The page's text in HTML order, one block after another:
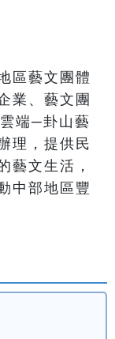
區藝文團體
業、藝文團
端─卦山藝
理，提供民
藝文生活，
中部地區豐